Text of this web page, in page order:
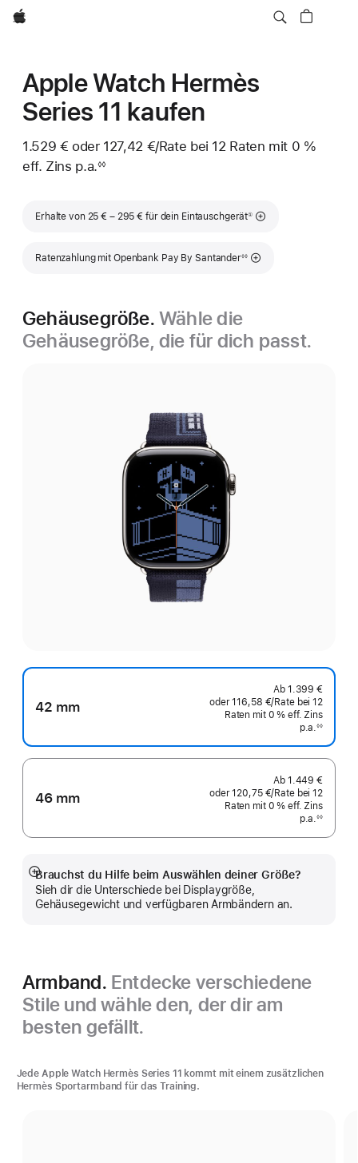
Apple
Apple Watch Hermès
Series 11 kaufen
1.529 € oder 127,42 €/Rate pro
bei 12 Raten mit 0 %
eff. Zins p.a.◊◊
Erhalte von 25 € – 295 € für dein Eintauschgerät
Fußnote
①
Ratenzahlung mit Openbank Pay By Santander
Fußnote
◊◊
Gehäusegröße.Wähle die
Gehäusegröße, die für dich passt.
42 mm
Ab 1.399 €
oder116,58 €/Rate pro
Rate
bei 12
Raten Raten
mit 0 % eff. Zins
p.a.eff.
Zins p.a.
◊◊
46 mm
Ab 1.449 €
oder120,75 €/Rate pro
Rate
bei 12
Raten Raten
mit 0 % eff. Zins
p.a.eff.
Zins p.a.
◊◊
Brauchst du Hilfe beim Auswählen deiner Größe?
Sieh dir die Unterschiede bei Displaygröße,
Gehäusegewicht und verfügbaren Armbändern an.
Mehr
anzeigen
Armband. Entdecke verschiedene
Stile und wähle den, der dir am
besten gefällt.
Jede Apple Watch Hermès Series 11 kommt mit einem zusätzlichen
Hermès Sportarmband für das Training.